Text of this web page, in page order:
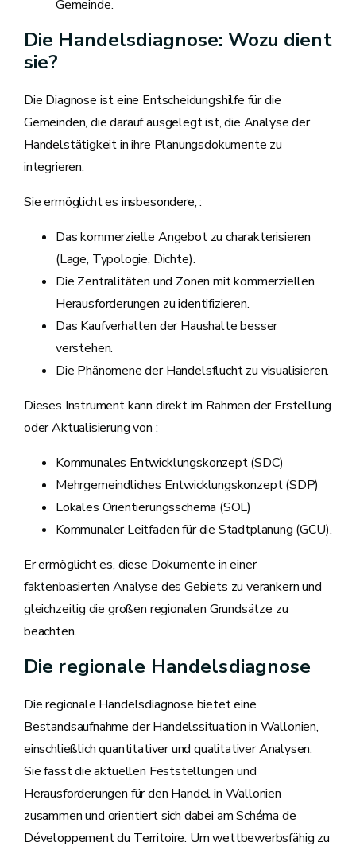
Gemeinde.
Die Handelsdiagnose: Wozu dient
sie?
Die Diagnose ist eine Entscheidungshilfe für die
Gemeinden, die darauf ausgelegt ist, die Analyse der
Handelstätigkeit in ihre Planungsdokumente zu
integrieren.
Sie ermöglicht es insbesondere, :
Das kommerzielle Angebot zu charakterisieren
(Lage, Typologie, Dichte).
Die Zentralitäten und Zonen mit kommerziellen
Herausforderungen zu identifizieren.
Das Kaufverhalten der Haushalte besser
verstehen.
Die Phänomene der Handelsflucht zu visualisieren.
Dieses Instrument kann direkt im Rahmen der Erstellung
oder Aktualisierung von :
Kommunales Entwicklungskonzept (SDC)
Mehrgemeindliches Entwicklungskonzept (SDP)
Lokales Orientierungsschema (SOL)
Kommunaler Leitfaden für die Stadtplanung (GCU).
Er ermöglicht es, diese Dokumente in einer
faktenbasierten Analyse des Gebiets zu verankern und
gleichzeitig die großen regionalen Grundsätze zu
beachten.
Die regionale Handelsdiagnose
Die regionale Handelsdiagnose bietet eine
Bestandsaufnahme der Handelssituation in Wallonien,
einschließlich quantitativer und qualitativer Analysen.
Sie fasst die aktuellen Feststellungen und
Herausforderungen für den Handel in Wallonien
zusammen und orientiert sich dabei am Schéma de
Développement du Territoire. Um wettbewerbsfähig zu